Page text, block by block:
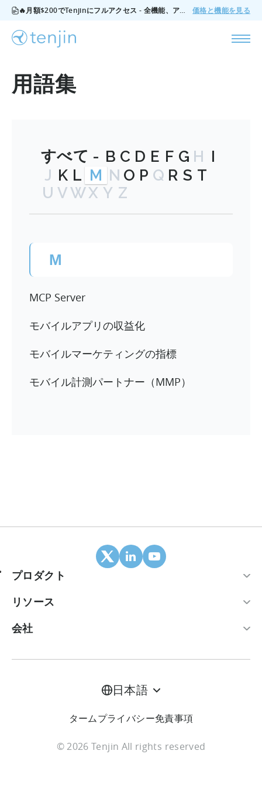
🔥月額$200でTenjinにフルアクセス - 全機能、アドオンなし、いつでもキャンセル可能。 価格と機能を見る
用語集
すべて - B C D E F G H I
J K L M N O P Q R S T
U VWX Y Z
M
MCP Server
モバイルアプリの収益化
モバイルマーケティングの指標
モバイル計測パートナー（MMP）
プロダクト
モバイルアトリビューション
連携パートナー
リソース
ブログ
会社
日本語
タームプライバシー免責事項
© 2026 Tenjin All rights reserved